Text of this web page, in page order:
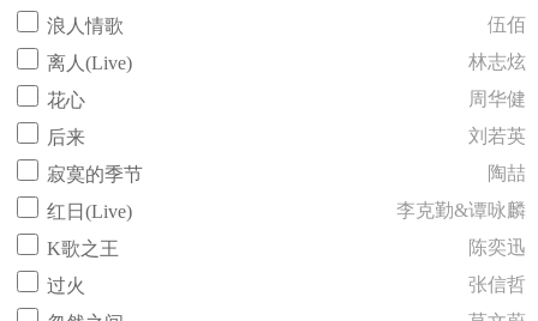
浪人情歌
伍佰
离人(Live)
林志炫
花心
周华健
后来
刘若英
寂寞的季节
陶喆
红日(Live)
李克勤&谭咏麟
K歌之王
陈奕迅
过火
张信哲